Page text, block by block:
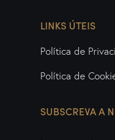
LINKS ÚTEIS
Política de
Política de
SUBSCREVA A